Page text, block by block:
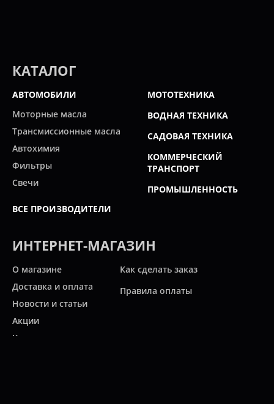
КАТАЛОГ
АВТОМОБИЛИ
Моторные масла
Трансмиссионные масла
Автохимия
Фильтры
Свечи
ВСЕ ПРОИЗВОДИТЕЛИ
МОТОТЕХНИКА
ВОДНАЯ ТЕХНИКА
САДОВАЯ ТЕХНИКА
КОММЕРЧЕСКИЙ
ТРАНСПОРТ
ПРОМЫШЛЕННОСТЬ
ИНТЕРНЕТ-МАГАЗИН
О магазине
Доставка и оплата
Новости и статьи
Акции
Контакты
Как сделать заказ
Правила оплаты